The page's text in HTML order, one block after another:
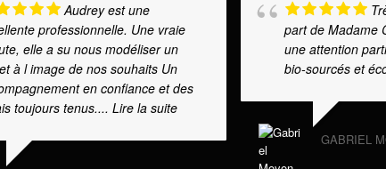
Audrey est une
professionnelle. Une vraie
elle a su nous modéliser un
à l image de nos souhaits Un
en confiance et des
toujours tenus.... Lire la suite
part de Madame
une attention
bio-sourcés et
GABRIEL